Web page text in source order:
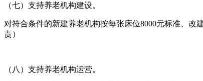
（七）支持养老机构建设。
对符合条件的新建养老机构按每张床位8000元标准、改
责）
（八）支持养老机构运营。